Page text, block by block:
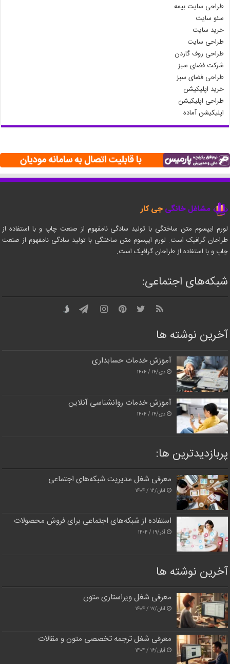
طراحی سایت بیمه
سئو سایت
خرید سایت
طراحی سایت
طراحی روف گاردن
شرکت فضای سبز
طراحی فضای سبز
خرید اپلیکیشن
طراحی اپلیکیشن
اپلیکیشن آماده
لورم ایپسوم متن ساختگی با تولید سادگی نامفهوم از صنعت چاپ و با استفاده از
طراحان گرافیک است. لورم ایپسوم متن ساختگی با تولید سادگی نامفهوم از صنعت
چاپ و با استفاده از طراحان گرافیک است.
شبکه‌های اجتماعی:
آخرین نوشته ها
آموزش خدمات حسابداری
دی/۱۴ / ۱۴۰۴
آموزش خدمات روانشناسی آنلاین
دی/۱۴ / ۱۴۰۴
پربازدیدترین‌ ها:
معرفی شغل مدیریت شبکه‌های اجتماعی
آبان/۱۲ / ۱۴۰۴
استفاده از شبکه‌های اجتماعی برای فروش محصولات
آذر/۱۹ / ۱۴۰۴
آخرین نوشته ها
معرفی شغل ویراستاری متون
آبان/۱۷ / ۱۴۰۴
معرفی شغل ترجمه تخصصی متون و مقالات
آبان/۱۶ / ۱۴۰۴